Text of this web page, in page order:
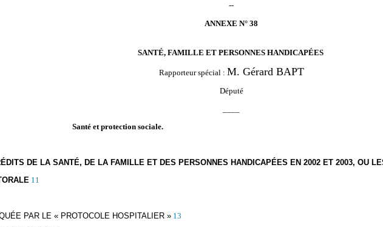
--
ANNEXE N° 38
SANTÉ, FAMILLE ET PERSONNES HANDICAPÉES
Rapporteur spécial : M. Gérard BAPT
Député
Santé et protection sociale.
DE LA SANTÉ, DE LA FAMILLE ET DES PERSONNES HANDICAPÉES EN 2002 ET 2003, OU
11
PAR LE « PROTOCOLE HOSPITALIER » 13